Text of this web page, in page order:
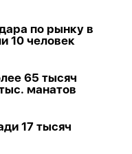
по рынку в
10 человек
65 тысяч
манатов
17 тысяч